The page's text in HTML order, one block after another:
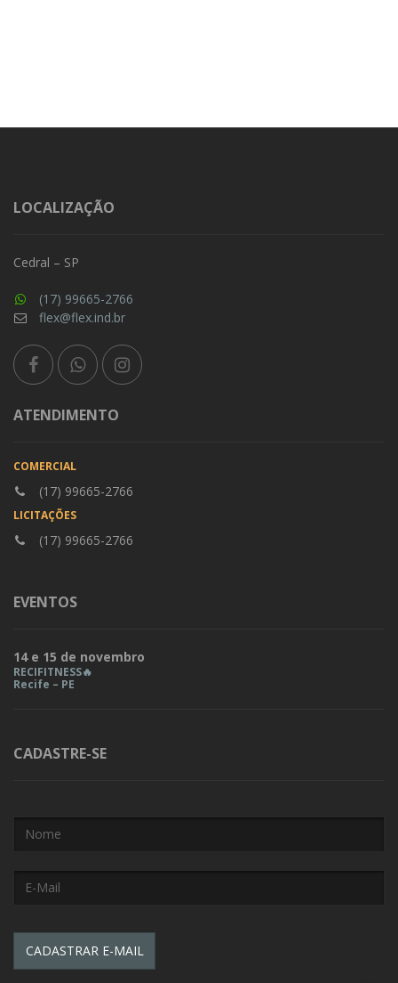
LOCALIZAÇÃO
Cedral – SP
(17) 99665-2766
flex@flex.ind.br
ATENDIMENTO
COMERCIAL
(17) 99665-2766
LICITAÇÕES
(17) 99665-2766
EVENTOS
14 e 15 de novembro
RECIFITNESS🔥
Recife – PE
CADASTRE-SE